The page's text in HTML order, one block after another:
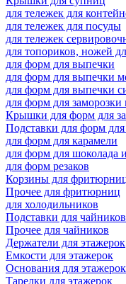
для тележек для
для тележек для посуды
для тележек
для топориков, ножей
для форм для выпечки
для форм для выпечки
для форм для выпечки
для форм для
Крышки для форм для
Подставки для форм для
для форм для карамели
для форм для шоколада
для форм резаков
Корзины для
Прочее для фритюрниц
для холодильников
Подставки для чайников
Прочее для чайников
Держатели для этажерок
Емкости для этажерок
Основания для этажерок
Тарелки для этажерок